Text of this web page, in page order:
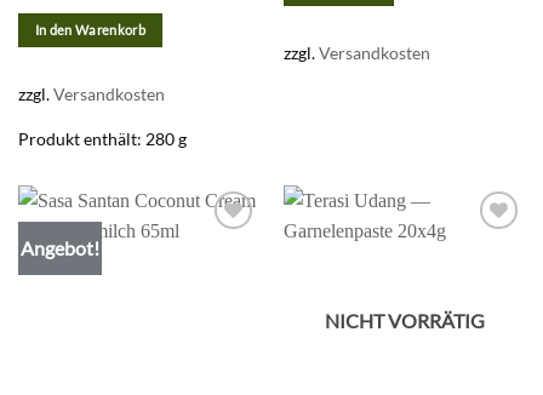
In den Warenkorb
zzgl.Versandkosten
Produkt enthält: 280g
zzgl.Versandkosten
Angebot!
NICHT VORRÄTIG